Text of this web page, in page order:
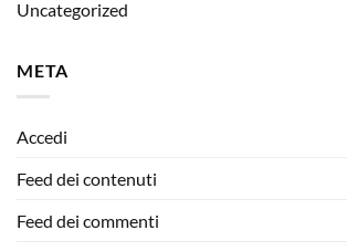
Uncategorized
META
Accedi
Feed dei contenuti
Feed dei commenti